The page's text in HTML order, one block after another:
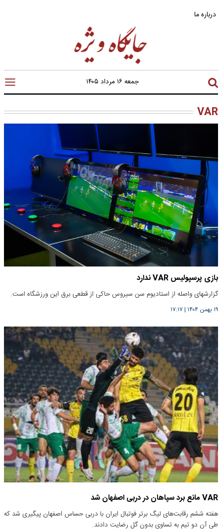
درباره ما
جمعه ۱۶ مرداد ۱۴۰۵
VAR
بازی پرسپولیس VAR ندارد
گزارشهای واصله از استادیوم سن سیروس حاکی از قطعی برق این ورزشگاه است.
۱۹ بهمن ۱۴۰۴ | ۱۷:۱۷
VAR مانع برد سپاهان در دربی اصفهان شد
هفته ششم رقابت‌های لیگ برتر فوتبال ایران با دربی حساس اصفهان پیگیری شد که
طی آن دو تیم به تساوی بدون گل رضایت دادند.